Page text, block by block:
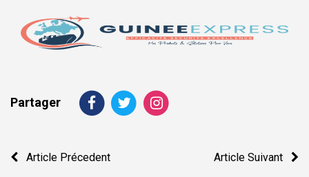
Partager
Navigation
Article Précedent Article Suivant